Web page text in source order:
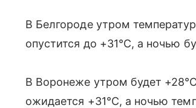
В Белгороде утром
опустится до +31°C, а ночью
В Воронеже утром будет
ожидается +31°C, а ночью